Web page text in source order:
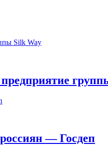
— Госдеп